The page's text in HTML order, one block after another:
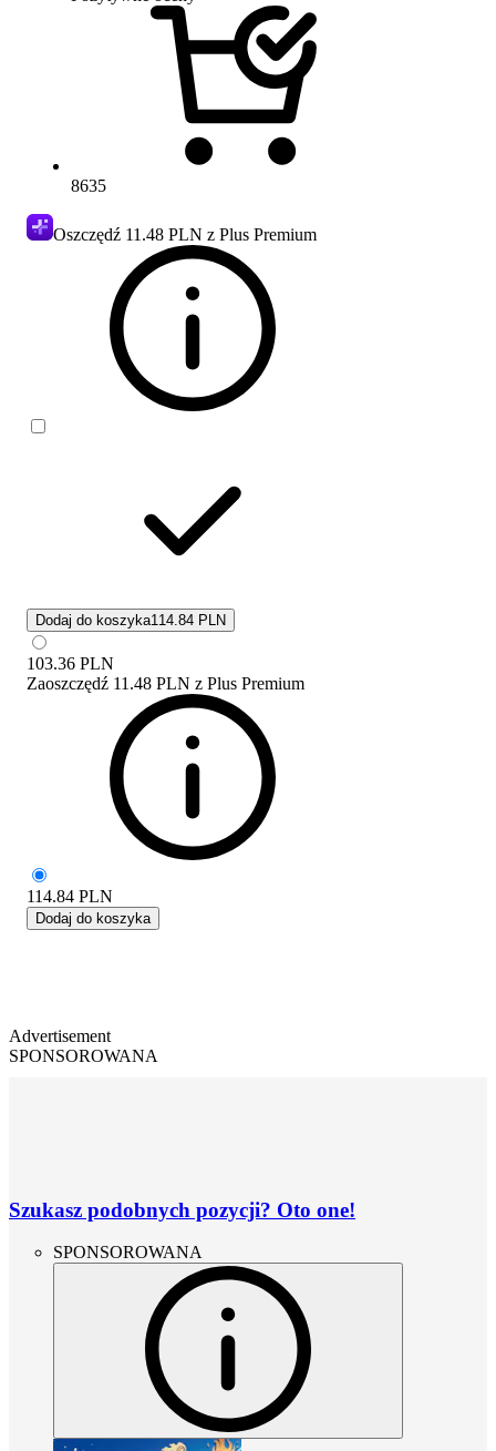
8635
Oszczędź 11.48 PLN z Plus Premium
Dodaj do koszyka114.84 PLN
103.36 PLN
Zaoszczędź 11.48 PLN z Plus Premium
114.84 PLN
Dodaj do koszyka
Advertisement
SPONSOROWANA
Szukasz podobnych pozycji? Oto one!
SPONSOROWANA